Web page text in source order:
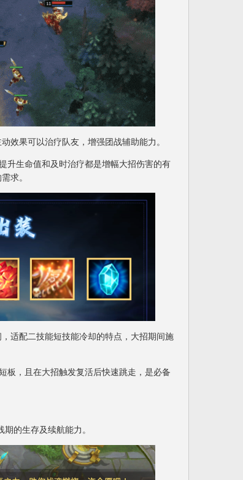
果可以治疗队友，增强团战辅助能力。
生命值和及时治疗都是增幅大招伤害的有
求。
配二技能短技能冷却的特点，大招期间施
，且在大招触发复活后快速跳走，是必备
的生存及续航能力。